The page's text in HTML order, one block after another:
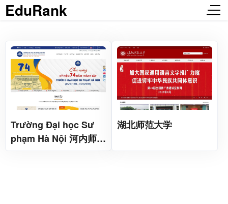
EduRank
Trường Đại học Sư
phạm Hà Nội 河内师范
湖北师范大学